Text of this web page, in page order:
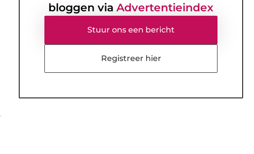
bloggen via Advertentieindex
Stuur ons een bericht
Registreer hier